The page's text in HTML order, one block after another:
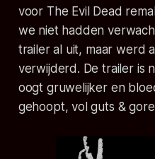
voor The Evil Dead
we niet hadden
trailer al uit, maar werd
verwijderd. De trailer is
oogt gruwelijker en
gehoopt, vol guts &